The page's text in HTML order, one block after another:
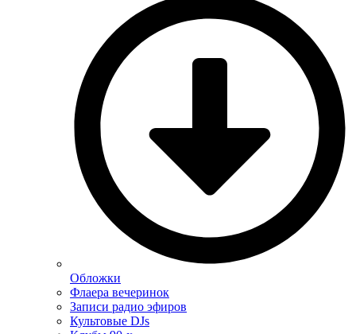
Обложки
Флаера вечеринок
Записи радио эфиров
Культовые DJs